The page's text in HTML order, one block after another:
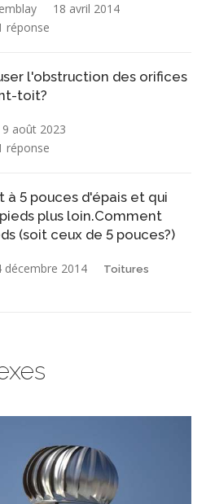
18 avril 2014
réponse
l'obstruction des orifices
toit?
9 août 2023
réponse
5 pouces d'épais et qui
plus loin.Comment
(soit ceux de 5 pouces?)
décembre 2014 Toitures